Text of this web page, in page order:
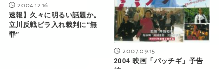
2004.12.16
速報】久々に明るい話題か。
立川反戦ビラ入れ裁判に“無
罪”
2007.09.15
2004 映画「パッチギ」予告